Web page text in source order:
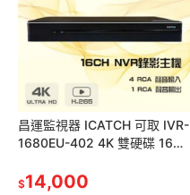
昌運監視器 ICATCH 可取 IVR-
1680EU-402 4K 雙硬碟 16路
$14,000